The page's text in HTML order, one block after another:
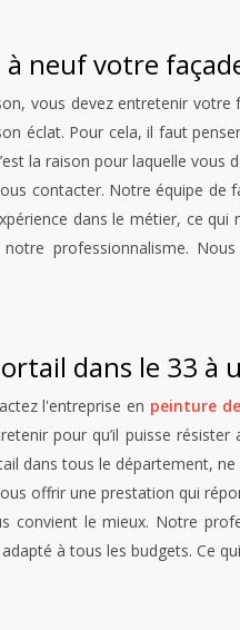
neuf votre
vous devez entretenir
éclat. Pour cela, il faut
la raison pour laquelle vous
contacter. Notre équipe
dans le métier, ce
professionnalisme.
dans le 33 à
l'entreprise en peinture
pour qu’il puisse
dans tous le département,
offrir une prestation qui
le mieux. Notre
à tous les budgets. Ce